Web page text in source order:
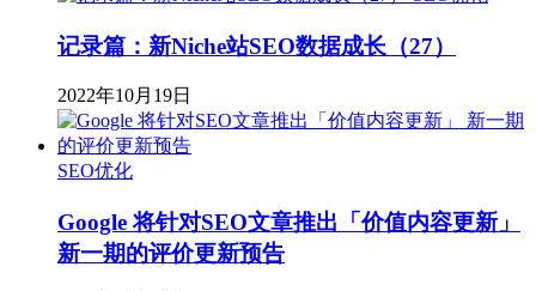
记录篇：新Niche站SEO数据成长（27）
2022年10月19日
SEO优化
Google 将针对SEO文章推出「价值内容更新」
新一期的评价更新预告